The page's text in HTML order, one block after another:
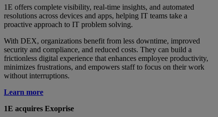
1E offers complete visibility, real-time insights, and automated
resolutions across devices and apps, helping IT teams take a
proactive approach to IT problem solving.
With DEX, organizations benefit from less downtime, improved
security and compliance, and reduced costs. They can build a
frictionless digital experience that enhances employee productivity,
minimizes frustrations, and empowers staff to focus on their work
without interruptions.
Learn more
1E acquires Exoprise